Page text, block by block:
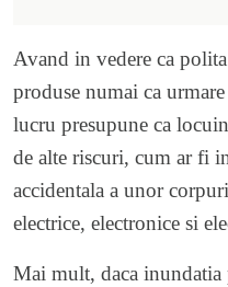
Avand in vedere ca
produse numai ca
lucru presupune ca
de alte riscuri, cum ar fi
accidentala a unor
electrice, electronice si
Mai mult, daca